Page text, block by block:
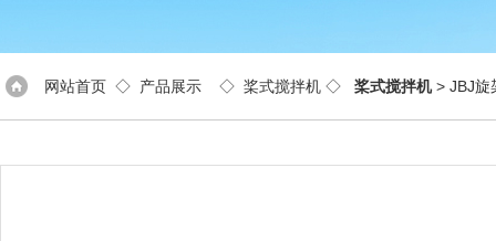
网站首页 ◇ 产品展示 ◇ 桨式搅拌机 ◇ 桨式搅拌机> JBJ旋